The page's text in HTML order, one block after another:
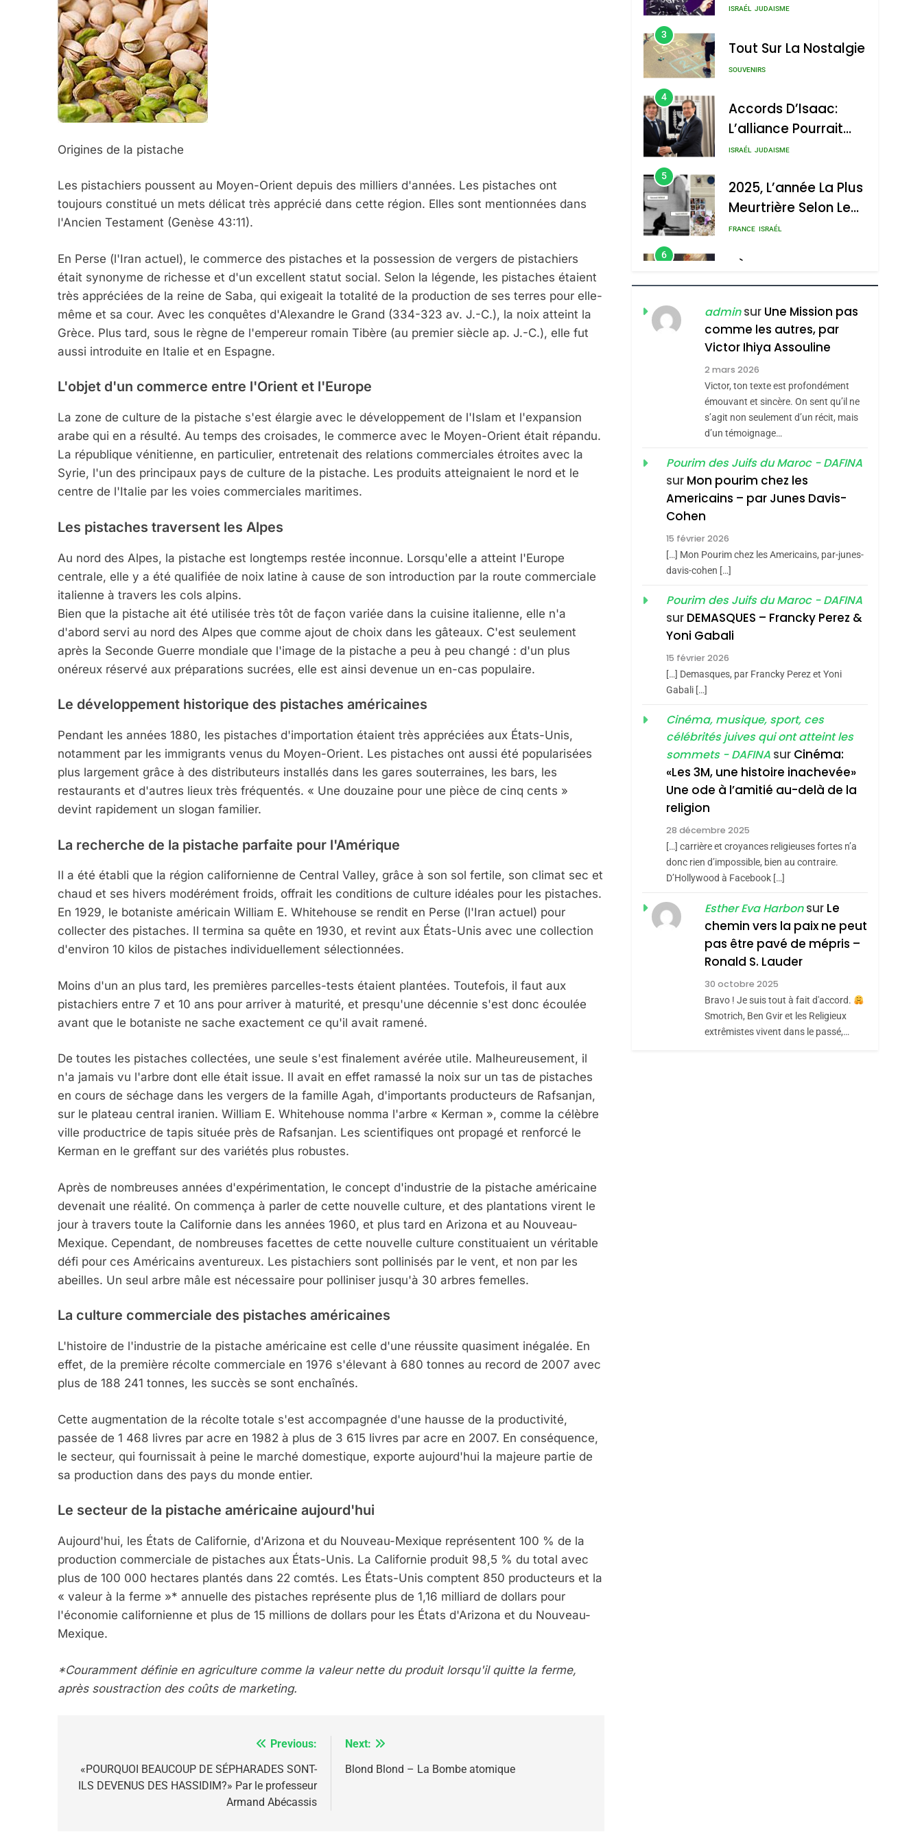
Origines de la pistache
Les pistachiers poussent au Moyen-Orient depuis des milliers d'années. Les pistaches ont
toujours constitué un mets délicat très apprécié dans cette région. Elles sont mentionnées dans
l'Ancien Testament (Genèse 43:11).
En Perse (l'Iran actuel), le commerce des pistaches et la possession de vergers de pistachiers
était synonyme de richesse et d'un excellent statut social. Selon la légende, les pistaches étaient
très appréciées de la reine de Saba, qui exigeait la totalité de la production de ses terres pour elle-
même et sa cour. Avec les conquêtes d'Alexandre le Grand (334-323 av. J.-C.), la noix atteint la
Grèce. Plus tard, sous le règne de l'empereur romain Tibère (au premier siècle ap. J.-C.), elle fut
aussi introduite en Italie et en Espagne.
L'objet d'un commerce entre l'Orient et l'Europe
La zone de culture de la pistache s'est élargie avec le développement de l'Islam et l'expansion
arabe qui en a résulté. Au temps des croisades, le commerce avec le Moyen-Orient était répandu.
La république vénitienne, en particulier, entretenait des relations commerciales étroites avec la
Syrie, l'un des principaux pays de culture de la pistache. Les produits atteignaient le nord et le
centre de l'Italie par les voies commerciales maritimes.
Les pistaches traversent les Alpes
Au nord des Alpes, la pistache est longtemps restée inconnue. Lorsqu'elle a atteint l'Europe
centrale, elle y a été qualifiée de noix latine à cause de son introduction par la route commerciale
italienne à travers les cols alpins.
Bien que la pistache ait été utilisée très tôt de façon variée dans la cuisine italienne, elle n'a
d'abord servi au nord des Alpes que comme ajout de choix dans les gâteaux. C'est seulement
après la Seconde Guerre mondiale que l'image de la pistache a peu à peu changé : d'un plus
onéreux réservé aux préparations sucrées, elle est ainsi devenue un en-cas populaire.
Le développement historique des pistaches américaines
Pendant les années 1880, les pistaches d'importation étaient très appréciées aux États-Unis,
notamment par les immigrants venus du Moyen-Orient. Les pistaches ont aussi été popularisées
plus largement grâce à des distributeurs installés dans les gares souterraines, les bars, les
restaurants et d'autres lieux très fréquentés. « Une douzaine pour une pièce de cinq cents »
devint rapidement un slogan familier.
La recherche de la pistache parfaite pour l'Amérique
Il a été établi que la région californienne de Central Valley, grâce à son sol fertile, son climat sec et
chaud et ses hivers modérément froids, offrait les conditions de culture idéales pour les pistaches.
En 1929, le botaniste américain William E. Whitehouse se rendit en Perse (l'Iran actuel) pour
collecter des pistaches. Il termina sa quête en 1930, et revint aux États-Unis avec une collection
d'environ 10 kilos de pistaches individuellement sélectionnées.
Moins d'un an plus tard, les premières parcelles-tests étaient plantées. Toutefois, il faut aux
pistachiers entre 7 et 10 ans pour arriver à maturité, et presqu'une décennie s'est donc écoulée
avant que le botaniste ne sache exactement ce qu'il avait ramené.
De toutes les pistaches collectées, une seule s'est finalement avérée utile. Malheureusement, il
n'a jamais vu l'arbre dont elle était issue. Il avait en effet ramassé la noix sur un tas de pistaches
en cours de séchage dans les vergers de la famille Agah, d'importants producteurs de Rafsanjan,
sur le plateau central iranien. William E. Whitehouse nomma l'arbre « Kerman », comme la célèbre
ville productrice de tapis située près de Rafsanjan. Les scientifiques ont propagé et renforcé le
Kerman en le greffant sur des variétés plus robustes.
Après de nombreuses années d'expérimentation, le concept d'industrie de la pistache américaine
devenait une réalité. On commença à parler de cette nouvelle culture, et des plantations virent le
jour à travers toute la Californie dans les années 1960, et plus tard en Arizona et au Nouveau-
Mexique. Cependant, de nombreuses facettes de cette nouvelle culture constituaient un véritable
défi pour ces Américains aventureux. Les pistachiers sont pollinisés par le vent, et non par les
abeilles. Un seul arbre mâle est nécessaire pour polliniser jusqu'à 30 arbres femelles.
La culture commerciale des pistaches américaines
L'histoire de l'industrie de la pistache américaine est celle d'une réussite quasiment inégalée. En
effet, de la première récolte commerciale en 1976 s'élevant à 680 tonnes au record de 2007 avec
plus de 188 241 tonnes, les succès se sont enchaînés.
Cette augmentation de la récolte totale s'est accompagnée d'une hausse de la productivité,
passée de 1 468 livres par acre en 1982 à plus de 3 615 livres par acre en 2007. En conséquence,
le secteur, qui fournissait à peine le marché domestique, exporte aujourd'hui la majeure partie de
sa production dans des pays du monde entier.
Le secteur de la pistache américaine aujourd'hui
Aujourd'hui, les États de Californie, d'Arizona et du Nouveau-Mexique représentent 100 % de la
production commerciale de pistaches aux États-Unis. La Californie produit 98,5 % du total avec
plus de 100 000 hectares plantés dans 22 comtés. Les États-Unis comptent 850 producteurs et la
« valeur à la ferme »* annuelle des pistaches représente plus de 1,16 milliard de dollars pour
l'économie californienne et plus de 15 millions de dollars pour les États d'Arizona et du Nouveau-
Mexique.
*Couramment définie en agriculture comme la valeur nette du produit lorsqu'il quitte la ferme,
après soustraction des coûts de marketing.
de
Previous:
«POURQUOI BEAUCOUP DE SÉPHARADES SONT-
ILS DEVENUS DES HASSIDIM?» Par le professeur
Armand Abécassis
Next:
Blond Blond – La Bombe atomique
Nouvelle Chanson De
ISRAÉL JUDAISME
3
Tout Sur La Nostalgie
SOUVENIRS
4
Accords D’Isaac:
L’alliance Pourrait
S’étendre À 13 Pays
ISRAÉL JUDAISME
5
2025, L’année La Plus
Meurtrière Selon Le
Rapport D’ADL
FRANCE ISRAÉL
6
FIÈRE, DIGNE ET
RÉSILIENTE :
POURQUOI JE
REVENDIQUE MA
JUDAÏTE Par Thérèse
Zrihen-Dvir
ISRAÉL JUDAISME
CE QUI NOUS
MANQUE – Jacques
Hadida
JUDAISME
Maroc : Les Amandes
De Tafraout, Le Miel
De Tadla Azilal
Consacrés Produits
Du Terroir
DAFINA MAROC
Oeil Ravageur –
2
Dis Guerre»: La
Nouvelle Chanson De
Boy George
ISRAÉL JUDAISME
Accords D’Isaac:
L’alliance Pourrait
S’étendre À 13 Pays
D’Amérique Latine
ISRAÉL JUDAISME
5
Meurtrière Selon Le
Rapport D’ADL
Contre
L’antisémitisme
FRANCE ISRAÉL
FIÈRE, DIGNE ET
RÉSILIENTE :
POURQUOI JE
REVENDIQUE MA
JUDAÏTE Par Thérèse
Zrihen-Dvir
ISRAÉL JUDAISME
CE QUI NOUS
MANQUE – Jacques
Hadida
JUDAISME
Maroc : Les Amandes
adminsur Une Mission pas
comme les autres, par
Victor Ihiya Assouline
2 mars 2026
Victor, ton texte est profondément
émouvant et sincère. On sent qu’il ne
s’agit non seulement d’un récit, mais
d’un témoignage…
Pourim des Juifs du Maroc - DAFINA
sur Mon pourim chez les
Americains – par Junes Davis-
Cohen
15 février 2026
[…] Mon Pourim chez les Americains, par-junes-
davis-cohen […]
Pourim des Juifs du Maroc - DAFINA
sur DEMASQUES – Francky Perez &
Yoni Gabali
15 février 2026
[…] Demasques, par Francky Perez et Yoni
Gabali […]
Cinéma, musique, sport, ces
célébrités juives qui ont atteint les
sommets - DAFINA sur Cinéma:
«Les 3M, une histoire inachevée»
Une ode à l’amitié au-delà de la
religion
28 décembre 2025
[…] carrière et croyances religieuses fortes n’a
donc rien d’impossible, bien au contraire.
D’Hollywood à Facebook […]
Esther Eva Harbonsur Le
chemin vers la paix ne peut
pas être pavé de mépris –
Ronald S. Lauder
30 octobre 2025
Bravo ! Je suis tout à fait d'accord.
Smotrich, Ben Gvir et les Religieux
extrêmistes vivent dans le passé,…
5
2025, L’année La Plus Meurtrière Selon Le Rapport D’ADL Contre L’antisémitisme
FRANCE ISRAÉL
FIÈRE, DIGNE ET RÉSILIENTE : POURQUOI JE REVENDIQUE MA JUDAÏTE Par Thérèse Zrihen-
CE QUI NOUS MANQUE – Jacques Hadida